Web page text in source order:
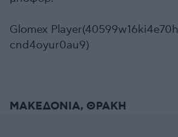
Glomex
cnd4oyur0au9)
ΜΑΚΕΔΟΝΙΑ, ΘΡΑΚΗ